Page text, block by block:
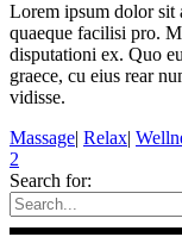
Lorem ipsum dolor sit
quaeque facilisi pro.
disputationi ex. Quo
graece, cu eius rear
vidisse.
Massage| Relax|
2
Search for: